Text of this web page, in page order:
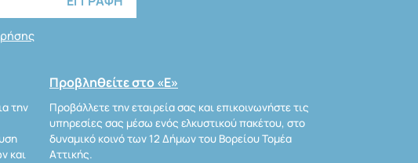
την
και
Προβληθείτε στο «Ε»
Προβάλλετε την εταιρεία σας και επικοινωνήστε τις
υπηρεσίες σας μέσω ενός ελκυστικού πακέτου, στο
δυναμικό κοινό των 12 Δήμων του Βορείου Τομέα
Αττικής.